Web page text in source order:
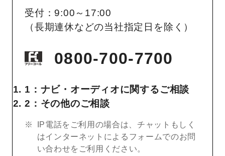
受付：9:00～17:00
（長期連休などの当社指定日を除く）
0800-700-7700
1：ナビ・オーディオに関するご相談
2：その他のご相談
IP電話をご利用の場合は、チャットもしく
はインターネットによるフォームでのお問
い合わせをご利用ください。